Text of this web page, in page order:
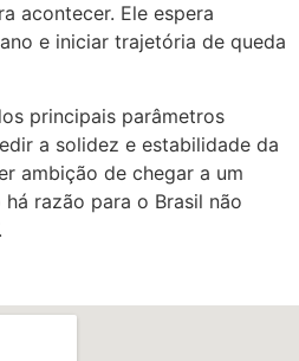
acontecer. Ele espera
e iniciar trajetória de queda
principais parâmetros
a solidez e estabilidade da
ambição de chegar a um
há razão para o Brasil não